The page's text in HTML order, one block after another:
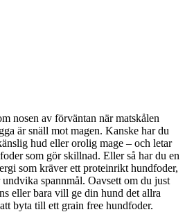
nosen av förväntan när matskålen
är snäll mot magen. Kanske har du
hud eller orolig mage – och letar
som gör skillnad. Eller så har du en
som kräver ett proteinrikt hundfoder,
spannmål. Oavsett om du just
eller bara vill ge din hund det allra
byta till ett grain free hundfoder.